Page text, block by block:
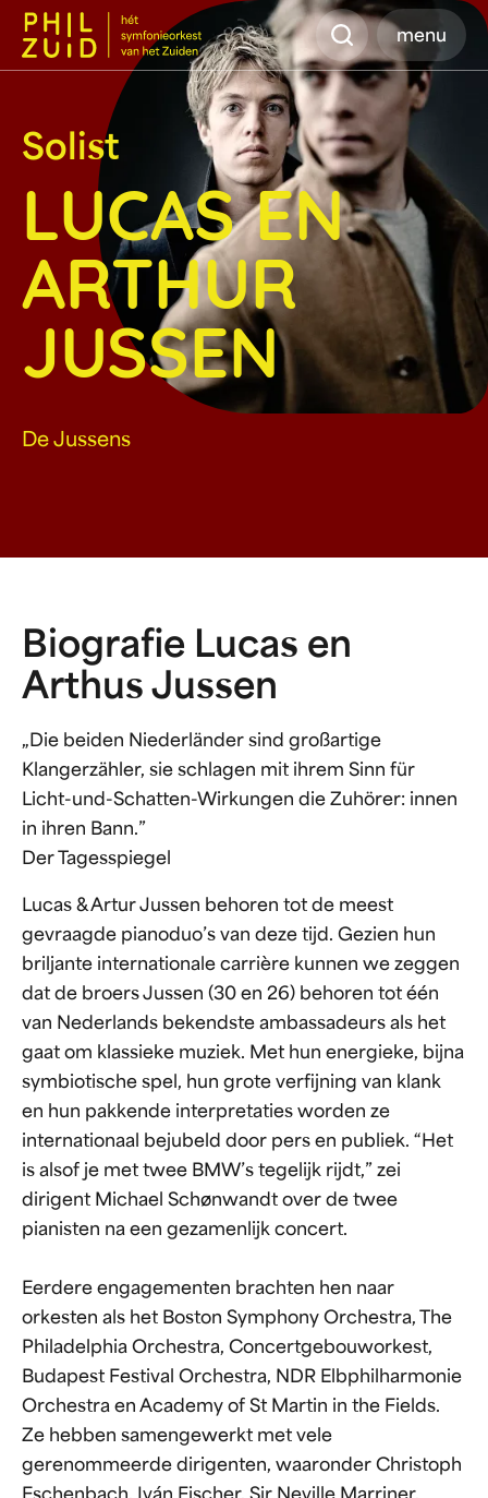
Zoeken
menu
LUCAS EN
ARTHUR
JUSSEN
Solist
De Jussens
Biografie Lucas en
Arthus Jussen
„Die beiden Niederländer sind großartige
Klangerzähler, sie schlagen mit ihrem Sinn für
Licht-und-Schatten-Wirkungen die Zuhörer: innen
in ihren Bann.”
Der Tagesspiegel
Lucas & Artur Jussen behoren tot de meest
gevraagde pianoduo’s van deze tijd. Gezien hun
briljante internationale carrière kunnen we zeggen
dat de broers Jussen (30 en 26) behoren tot één
van Nederlands bekendste ambassadeurs als het
gaat om klassieke muziek. Met hun energieke, bijna
symbiotische spel, hun grote verfijning van klank
en hun pakkende interpretaties worden ze
internationaal bejubeld door pers en publiek. “Het
is alsof je met twee BMW’s tegelijk rijdt,” zei
dirigent Michael Schønwandt over de twee
pianisten na een gezamenlijk concert.
Eerdere engagementen brachten hen naar
orkesten als het Boston Symphony Orchestra, The
Philadelphia Orchestra, Concertgebouworkest,
Budapest Festival Orchestra, NDR Elbphilharmonie
Orchestra en Academy of St Martin in the Fields.
Ze hebben samengewerkt met vele
gerenommeerde dirigenten, waaronder Christoph